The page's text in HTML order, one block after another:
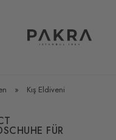
» Kış Eldiveni
FÜR